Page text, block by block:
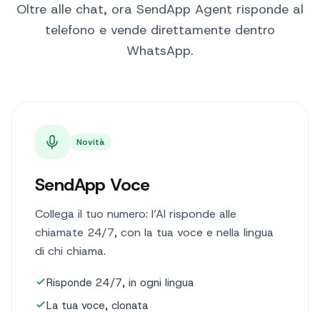
Oltre alle chat, ora SendApp Agent risponde al
telefono e vende direttamente dentro
WhatsApp.
Novità
SendApp Voce
Collega il tuo numero: l’AI risponde alle
chiamate 24/7, con la tua voce e nella lingua
di chi chiama.
Risponde 24/7, in ogni lingua
La tua voce, clonata